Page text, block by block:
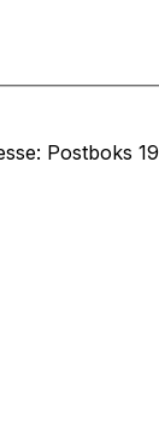
Postboks